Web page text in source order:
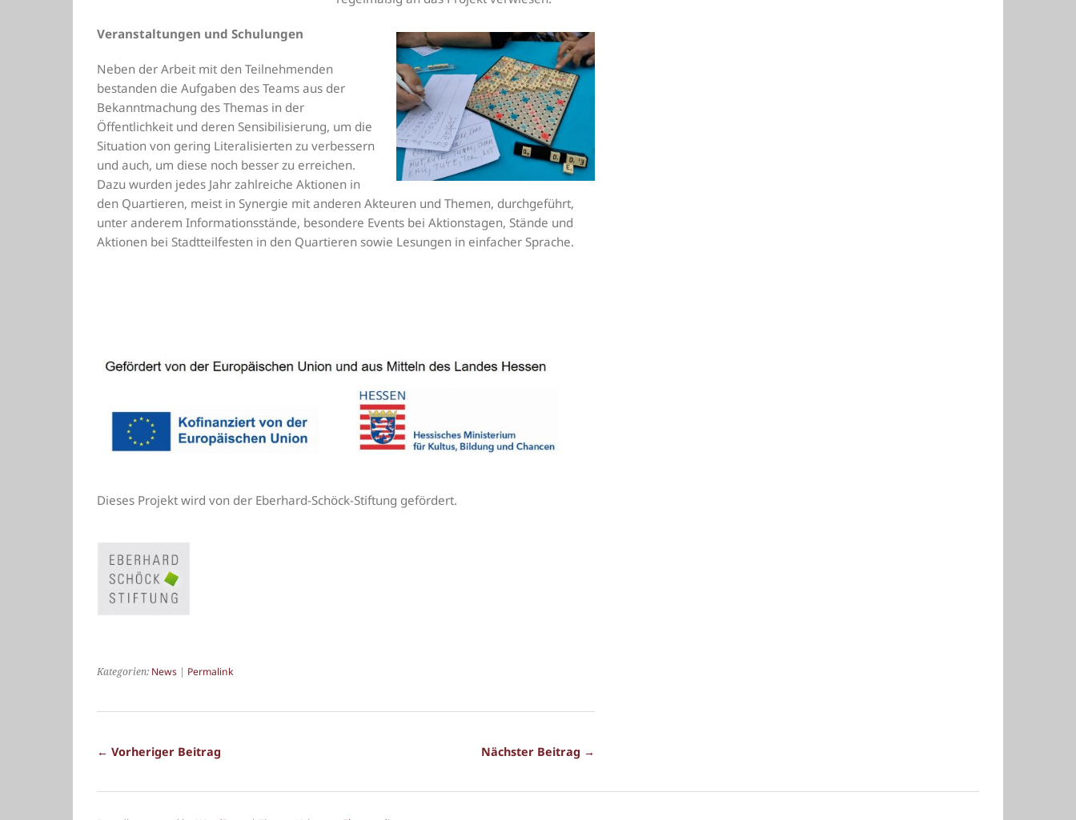
Veranstaltungen und Schulungen
Neben der Arbeit mit den Teilnehmenden
bestanden die Aufgaben des Teams aus der
Bekanntmachung des Themas in der
Öffentlichkeit und deren Sensibilisierung, um die
Situation von gering Literalisierten zu verbessern
und auch, um diese noch besser zu erreichen.
Dazu wurden jedes Jahr zahlreiche Aktionen in
den Quartieren, meist in Synergie mit anderen Akteuren und Themen, durchgeführt,
unter anderem Informationsstände, besondere Events bei Aktionstagen, Stände und
Aktionen bei Stadtteilfesten in den Quartieren sowie Lesungen in einfacher Sprache.
Dieses Projekt wird von der Eberhard-Schöck-Stiftung gefördert.
Kategorien: News | Permalink
← Vorheriger Beitrag Nächster Beitrag →